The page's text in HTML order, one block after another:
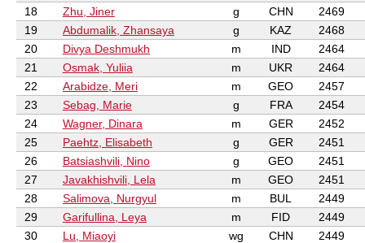
18
Zhu, Jiner g CHN
2469
19
Abdumalik, Zhansaya g KAZ
2468
20
Divya Deshmukh m IND
2464
21
Osmak, Yuliia m UKR
2464
22
Arabidze, Meri m GEO
2457
23
Sebag, Marie g FRA
2454
24
Wagner, Dinara m GER
2452
25
Paehtz, Elisabeth g GER
2451
26
Batsiashvili, Nino g GEO
2451
27
Javakhishvili, Lela m GEO
2451
28
Salimova, Nurgyul m BUL
2449
29
Garifullina, Leya m FID
2449
30
Lu, Miaoyi wg CHN
2449